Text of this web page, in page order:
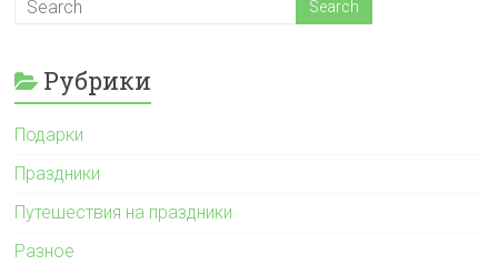
Рубрики
Подарки
Праздники
Путешествия на праздники
Разное